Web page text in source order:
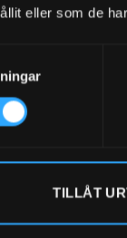
eller som de
TILLÅT
2.0
och
webbläsare